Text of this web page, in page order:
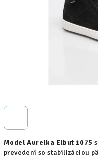
Model Aurelka Elbut 1075
prevedení so stabilizáciou